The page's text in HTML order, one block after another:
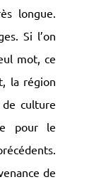
longue.
Si l’on
mot, ce
la région
culture
pour le
de